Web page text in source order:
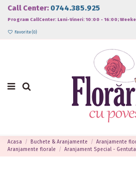
Call Center: 0744.385.925
Program CallCenter: Luni-Vineri: 10:00 - 16:00;
Favorite (0)
Acasa Buchete & Aranjamente Aranjamente
Aranjamente florale
Aranjament Special -